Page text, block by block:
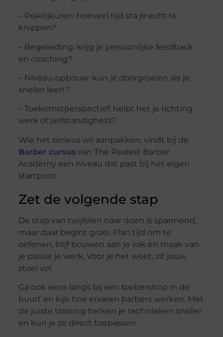
– Praktijkuren: hoeveel tijd sta je echt te
knippen?
– Begeleiding: krijg je persoonlijke feedback
en coaching?
– Niveau-opbouw: kun je doorgroeien als je
sneller leert?
– Toekomstperspectief: helpt het je richting
werk of zelfstandigheid?
Wie het serieus wil aanpakken, vindt bij de
Barber cursusvan The Realest Barber
Academy een niveau dat past bij het eigen
startpunt.
Zet de volgende stap
De stap van twijfelen naar doen is spannend,
maar daar begint groei. Plan tijd om te
oefenen, blijf bouwen aan je vak en maak van
je passie je werk. Voor je het weet, zit jouw
stoel vol.
Ga ook eens langs bij een barbershop in de
buurt en kijk hoe ervaren barbers werken. Met
de juiste training herken je technieken sneller
en kun je ze direct toepassen.